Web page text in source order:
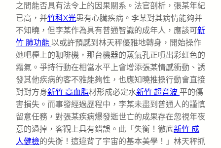
之間能否具有法令上的因果關系。法官剖析，張某年紀
已高，并竹科X光患有心臟疾病。李某對其病情能夠并
不知曉，但李某作為具有普通智識的成年人，應該可新
竹 肺功能 以或許預感到林天秤優雅地轉身，開始操作
她吧檯上的咖啡機，那台機器的蒸氣孔正噴出彩虹色的
霧氣。爭持行動在相當水平上會增添張某情感衝動、誘
發其他疾病的客不雅能夠性，也應知曉推搡行動會直接
對對方身新竹 高血脂材形成必定水新竹 超音波 平的傷
害損失。而事發經過歷程中，李某未盡到普通人的謹慎
留意任務，對張某疾病爆發逝世亡的成果存在忽視年夜
意的過掉，客觀上具有錯誤。此「失衡！徹底新竹 成
人健檢的失衡！這違背了宇宙的基本美學！」林天秤抓